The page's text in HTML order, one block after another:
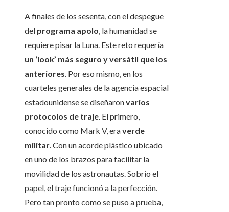
A finales de los sesenta, con el despegue
del programa apolo, la humanidad se
requiere pisar la Luna. Este reto requería
un ‘look’ más seguro y versátil que los
anteriores. Por eso mismo, en los
cuarteles generales de la agencia espacial
estadounidense se diseñaronvarios
protocolos de traje. El primero,
conocido como Mark V, eraverde
militar. Con un acorde plástico ubicado
en uno de los brazos para facilitar la
movilidad de los astronautas. Sobrio el
papel, el traje funcionó a la perfección.
Pero tan pronto como se puso a prueba,